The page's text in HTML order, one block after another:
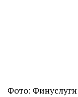
Фото: Финуслуги